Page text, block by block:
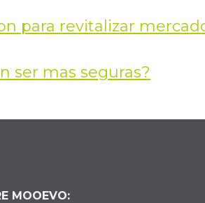
para revitalizar
ser mas seguras?
MOOEVO: